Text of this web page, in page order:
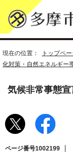
現在の位置： トップペー
化対策・自然エネルギー
気候非常事態
ページ番号1002199